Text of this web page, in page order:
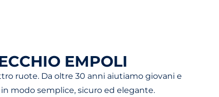
EMPOLI
ruote. Da oltre 30 anni aiutiamo giovani e
modo semplice, sicuro ed elegante.